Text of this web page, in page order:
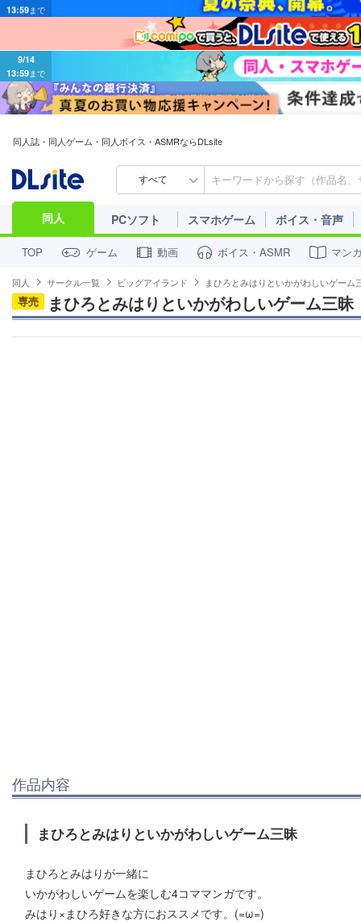
13:59まで
同人誌・同人ゲーム・同人ボイス・ASMRならDLsite
すべて
同人 PCソフト スマホゲーム ボイス・音声
TOP ゲーム 動画 ボイス・ASMR マン
同人 サークル一覧 ビッグアイランド まひろとみはりといかがわしいゲーム
専売 まひろとみはりといかがわしいゲーム三昧
作品内容
まひろとみはりといかがわしいゲーム三昧
まひろとみはりが一緒に
いかがわしいゲームを楽しむ4コママンガです。
みはり×まひろ好きな方におススメです。(=ω=)